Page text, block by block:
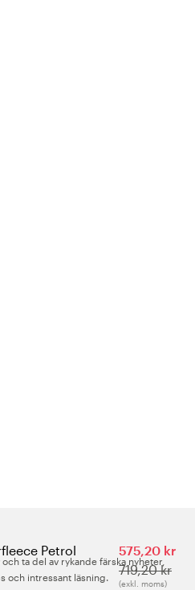
Petrol
575,20 kr
719,20 kr
(exkl. moms)
ta del av rykande färska nyheter,
och intressant läsning.